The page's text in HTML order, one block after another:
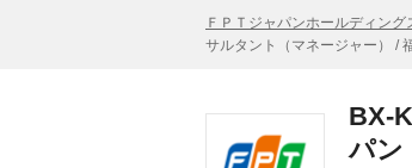
ＦＰＴジャパンホールディング
サルタント（マネージャー） /
BX-
パン